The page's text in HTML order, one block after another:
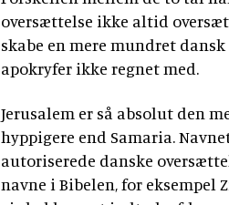
oversættelse ikke altid
skabe en mere mundret
apokryfer ikke regnet med.
Jerusalem er så absolut den
hyppigere end Samaria.
autoriserede danske
navne i Bibelen, for eksempel